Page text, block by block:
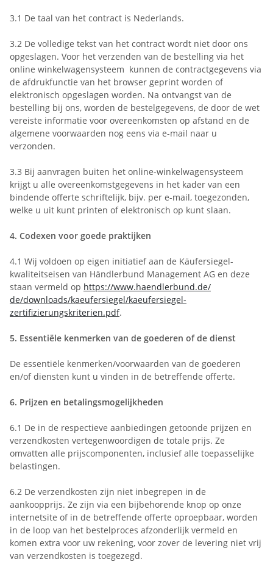
3.1 De taal van het contract is Nederlands.
3.2 De volledige tekst van het contract wordt niet door ons
opgeslagen. Voor het verzenden van de bestelling via het
online winkelwagensysteem kunnen de contractgegevens via
de afdrukfunctie van het browser geprint worden of
elektronisch opgeslagen worden. Na ontvangst van de
bestelling bij ons, worden de bestelgegevens, de door de wet
vereiste informatie voor overeenkomsten op afstand en de
algemene voorwaarden nog eens via e-mail naar u
verzonden.
3.3 Bij aanvragen buiten het online-winkelwagensysteem
krijgt u alle overeenkomstgegevens in het kader van een
bindende offerte schriftelijk, bijv. per e-mail, toegezonden,
welke u uit kunt printen of elektronisch op kunt slaan.
4. Codexen voor goede praktijken
4.1 Wij voldoen op eigen initiatief aan de Käufersiegel-
kwaliteitseisen van Händlerbund Management AG en deze
staan vermeld op https://www.haendlerbund.de/
de/downloads/kaeufersiegel/kaeufersiegel-
zertifizierungskriterien.pdf.
5. Essentiële kenmerken van de goederen of de dienst
De essentiële kenmerken/voorwaarden van de goederen
en/of diensten kunt u vinden in de betreffende offerte.
6. Prijzen en betalingsmogelijkheden
6.1 De in de respectieve aanbiedingen getoonde prijzen en
verzendkosten vertegenwoordigen de totale prijs. Ze
omvatten alle prijscomponenten, inclusief alle toepasselijke
belastingen.
6.2 De verzendkosten zijn niet inbegrepen in de
aankoopprijs. Ze zijn via een bijbehorende knop op onze
internetsite of in de betreffende offerte oproepbaar, worden
in de loop van het bestelproces afzonderlijk vermeld en
komen extra voor uw rekening, voor zover de levering niet vrij
van verzendkosten is toegezegd.